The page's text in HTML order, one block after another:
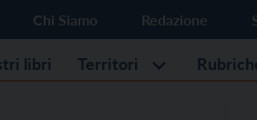
Chi Siamo Redazione
libri Territori